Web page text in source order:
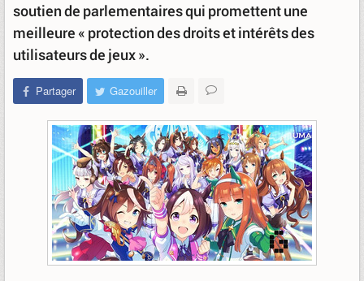
soutien de parlementaires qui promettent une
meilleure « protection des droits et intérêts des
utilisateurs de jeux ».
Partager Gazouiller